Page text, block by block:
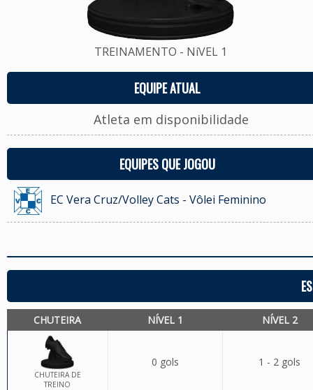
TREINAMENTO - NíVEL 1
EQUIPE ATUAL
Atleta em disponibilidade
EQUIPES QUE JOGOU
EC Vera Cruz/Volley Cats - Vôlei Feminino
CHUTEIRA NÍVEL 1 NÍVEL 2
CHUTEIRA DE
TREINO
0 gols 1 - 2 gols